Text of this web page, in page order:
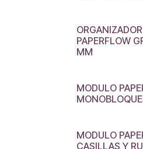
PAPERFLOW
MM
MODULO
MODULO
CASILLAS Y